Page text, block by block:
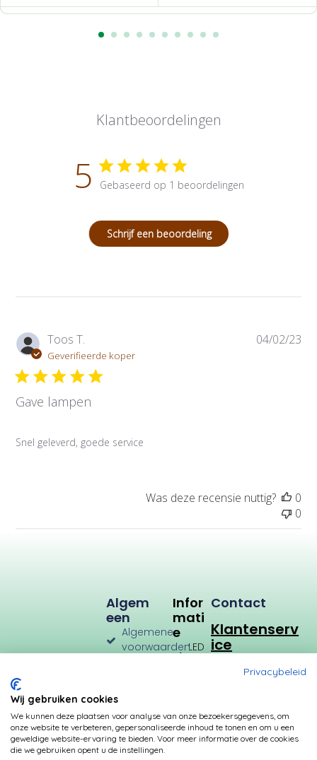
Klantbeoordelingen
5 Gebaseerd op 1 beoordelingen
Schrijf een beoordeling
Toos T.
Geverifieerde koper
Gave lampen
Snel geleverd, goede service
P
d
a
04/02/23
Was deze recensie nuttig?
0
0
Infor
Mati
E
LED
Verbruik
Kleurtemperatuur
Algem
Een
Algemene
voorwaarden
Privacybeleid
Betalingsmogelijkheden
Contact
Klantenserv
ice
Privacybeleid
Wij gebruiken cookies
We kunnen deze plaatsen voor analyse van onze bezoekersgegevens, om
onze website te verbeteren, gepersonaliseerde inhoud te tonen en om u een
geweldige website-ervaring te bieden. Voor meer informatie over de cookies
die we gebruiken opent u de instellingen.